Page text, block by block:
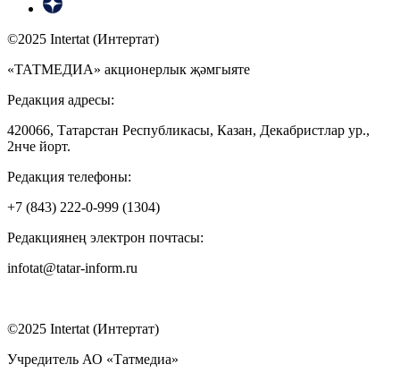
©2025 Intertat (Интертат)
«ТАТМЕДИА» акционерлык җәмгыяте
Редакция адресы:
420066, Татарстан Республикасы, Казан, Декабристлар ур.,
2нче йорт.
Редакция телефоны:
+7 (843) 222-0-999 (1304)
Редакциянең электрон почтасы:
infotat@tatar-inform.ru
©2025 Intertat (Интертат)
Учредитель АО «Татмедиа»